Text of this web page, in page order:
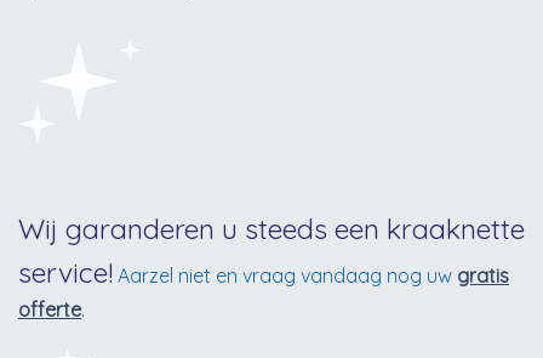
Wij garanderen u steeds een kraaknette
service! Aarzel niet en vraag vandaag nog uw gratis
offerte.